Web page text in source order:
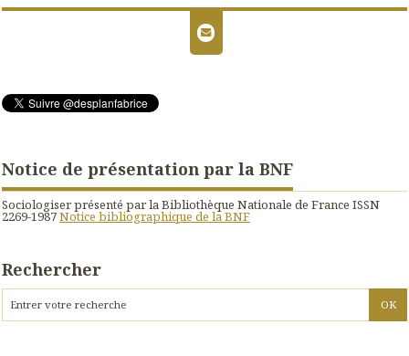
Notice de présentation par la BNF
Sociologiser présenté par la Bibliothèque Nationale de France ISSN
2269-1987Notice bibliographique de la BNF
Rechercher